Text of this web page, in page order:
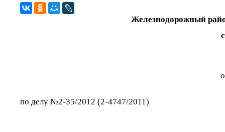
Железнодорожный
по делу №2-35/2012 (2-4747/2011)